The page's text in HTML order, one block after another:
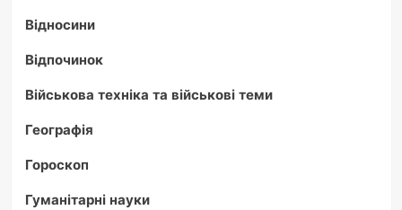
Відносини
Відпочинок
Військова техніка та військові теми
Географія
Гороскоп
Гуманітарні науки